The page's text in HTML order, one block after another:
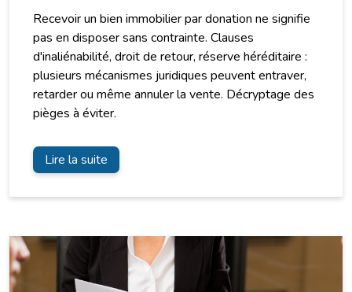
Recevoir un bien immobilier par donation ne signifie
pas en disposer sans contrainte. Clauses
d'inaliénabilité, droit de retour, réserve héréditaire :
plusieurs mécanismes juridiques peuvent entraver,
retarder ou même annuler la vente. Décryptage des
pièges à éviter.
Lire la suite